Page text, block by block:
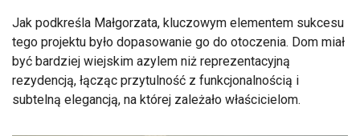
Jak podkreśla Małgorzata, kluczowym elementem sukcesu
tego projektu było dopasowanie go do otoczenia. Dom miał
być bardziej wiejskim azylem niż reprezentacyjną
rezydencją, łącząc przytulność z funkcjonalnością i
subtelną elegancją, na której zależało właścicielom.